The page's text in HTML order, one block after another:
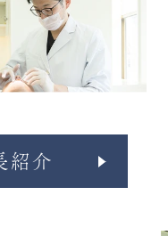
紹介